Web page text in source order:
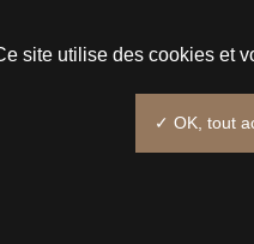
site utilise des cookies et
✓ OK, tout